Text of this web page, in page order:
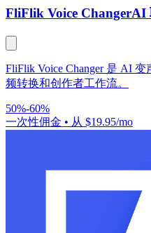
FliFlik Voice ChangerAI
FliFlik Voice Changer 是 AI
频转换和创作者工作流。
50%-60%
一次性佣金 • 从 $19.95/mo